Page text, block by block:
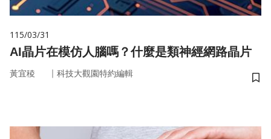
115/03/31
AI晶片在模仿人腦嗎？什麼是類神經網路晶片
黃宜稜 ｜ 科技大觀園特約編輯
儲